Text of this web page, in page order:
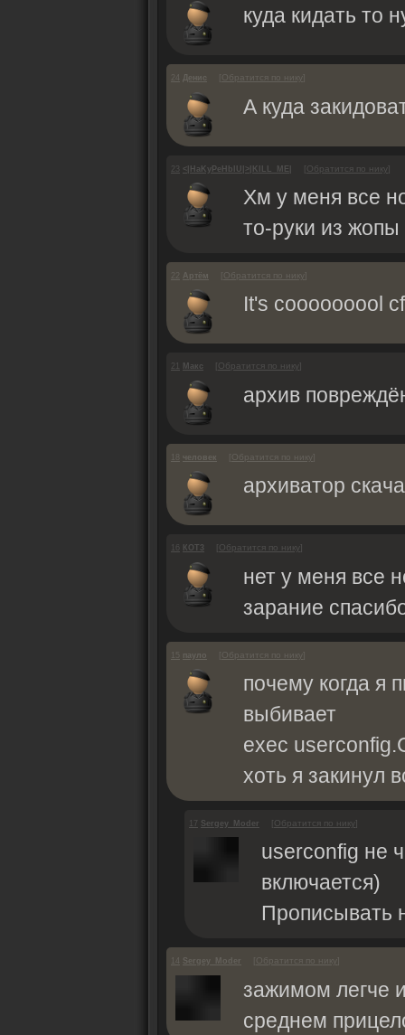
куда кидать то
Денис [Обратится по нику ]
А куда
23 <|HaKyPeHbIU|>|KILL_ME| [Обратится по нику]
Хм у меня все
то-руки из жопы
Артём [Обратится по нику ]
It's cooooooool
21 Макс Обратится по нику
архив
человек [Обратится по нику ]
архиватор
КОТ3 [Обратится по нику]
нет у меня все
зарание
пауло [Обратится по нику ]
почему когда я
выбивает
exec
хоть я закинул
17 Sergey_Moder [Обратится по нику]
userconfig не
включается)
Прописывать
Sergey_Moder [Обратится по нику ]
зажимом легче
среднем